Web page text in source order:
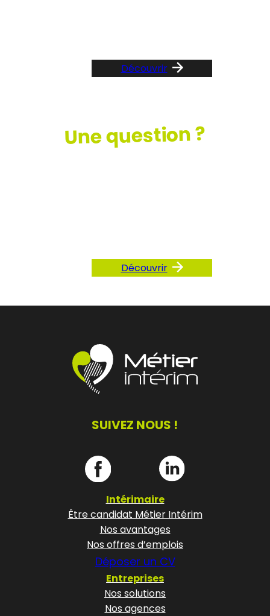
Découvrir
Une question ?
Découvrir
SUIVEZ NOUS !
Intérimaire
Être candidat Métier Intérim
Nos avantages
Nos offres d’emplois
Déposer un CV
Entreprises
Nos solutions
Nos agences